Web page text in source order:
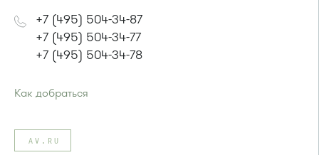
+7 (495) 504-34-87
+7 (495) 504-34-77
+7 (495) 504-34-78
Как добраться
Автобусы № 2, 6, 10, 12, 400, 400э.
Маршрутка № 400, 431м, 476м, 900
AV.RU